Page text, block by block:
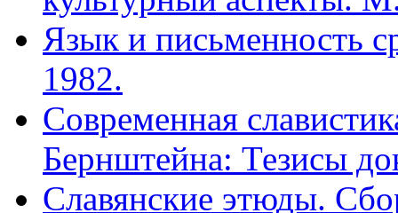
Язык и письменность
1982.
Современная
Бернштейна: Тезисы
Славянские этюды.